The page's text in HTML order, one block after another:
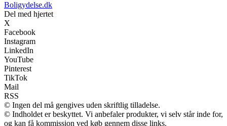
Boligydelse.dk
Del med hjertet
X
Facebook
Instagram
LinkedIn
YouTube
Pinterest
TikTok
Mail
RSS
© Ingen del må gengives uden skriftlig tilladelse.
© Indholdet er beskyttet. Vi anbefaler produkter, vi selv står inde for,
og kan få kommission ved køb gennem disse links.